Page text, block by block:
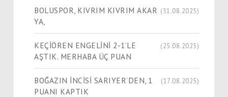
BOLUSPOR, KIVRIM KIVRIM AKAR
YA,
(31.08.2025)
KEÇİÖREN ENGELİNİ 2-1’LE
AŞTIK. MERHABA ÜÇ PUAN
(25.08.2025)
BOĞAZIN İNCİSİ SARIYER’DEN, 1
PUANI KAPTIK
(17.08.2025)